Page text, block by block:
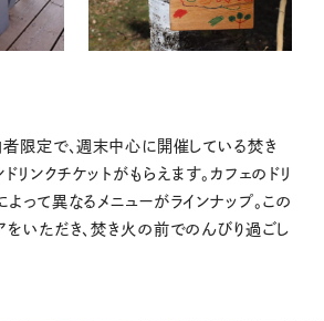
者限定で、週末中心に開催している焚き
リンクチケットがもらえます。カフェのドリ
って異なるメニューがラインナップ。この
をいただき、焚き火の前でのんびり過ごし